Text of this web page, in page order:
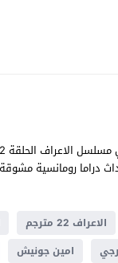
الاعراف 22 مترجم
امين جونيش